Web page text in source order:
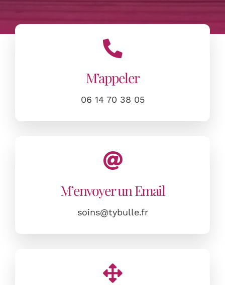
EFT
M’appeler
06 14 70 38 05
M’envoyer un Email
soins@tybulle.fr